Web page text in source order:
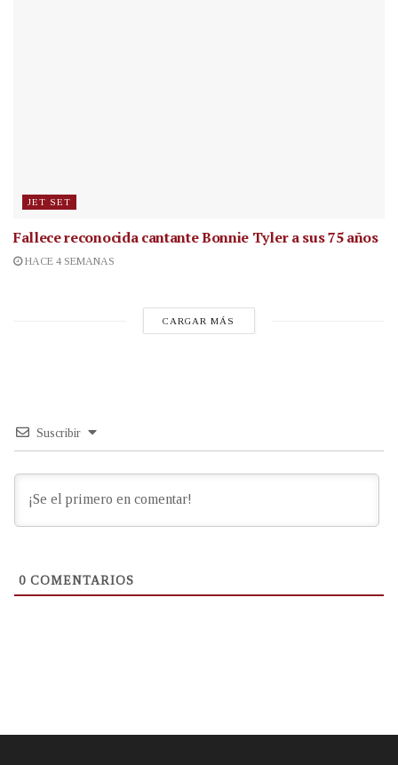
JET SET
Fallece reconocida cantanteBonnie Tyler a sus 75 años
HACE 4 SEMANAS
CARGAR MÁS
Suscribir
0 COMENTARIOS